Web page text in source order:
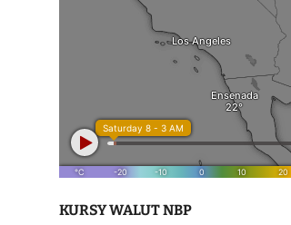
KURSY WALUT NBP